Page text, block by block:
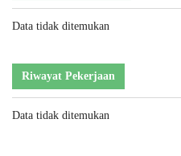
Data tidak ditemukan
Riwayat Pekerjaan
Data tidak ditemukan